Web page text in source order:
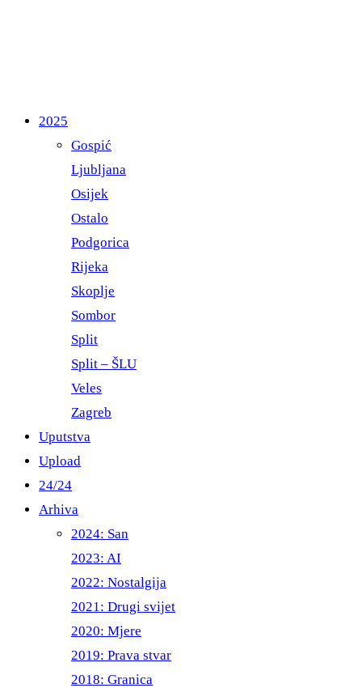
2025
Gospić
Ljubljana
Osijek
Ostalo
Podgorica
Rijeka
Skoplje
Sombor
Split
Split – ŠLU
Veles
Zagreb
Uputstva
Upload
24/24
Arhiva
2024: San
2023: AI
2022: Nostalgija
2021: Drugi svijet
2020: Mjere
2019: Prava stvar
2018: Granica